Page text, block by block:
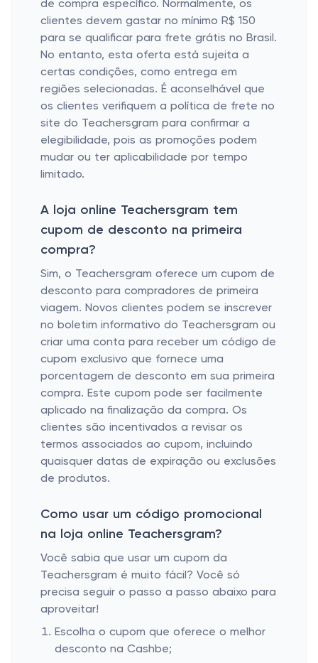
de compra específico. Normalmente, os
clientes devem gastar no mínimo R$ 150
para se qualificar para frete grátis no Brasil.
No entanto, esta oferta está sujeita a
certas condições, como entrega em
regiões selecionadas. É aconselhável que
os clientes verifiquem a política de frete no
site do Teachersgram para confirmar a
elegibilidade, pois as promoções podem
mudar ou ter aplicabilidade por tempo
limitado.
A loja online Teachersgram tem
cupom de desconto na primeira
compra?
Sim, o Teachersgram oferece um cupom de
desconto para compradores de primeira
viagem. Novos clientes podem se inscrever
no boletim informativo do Teachersgram ou
criar uma conta para receber um código de
cupom exclusivo que fornece uma
porcentagem de desconto em sua primeira
compra. Este cupom pode ser facilmente
aplicado na finalização da compra. Os
clientes são incentivados a revisar os
termos associados ao cupom, incluindo
quaisquer datas de expiração ou exclusões
de produtos.
Como usar um código promocional
na loja online Teachersgram?
Você sabia que usar um cupom da
Teachersgram é muito fácil? Você só
precisa seguir o passo a passo abaixo para
aproveitar!
Escolha o cupom que oferece o melhor
desconto na Cashbe;